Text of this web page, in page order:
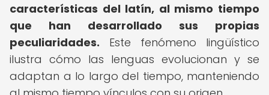
características del latín, al mismo tiempo
que han desarrollado sus propias
peculiaridades. Este fenómeno lingüístico
ilustra cómo las lenguas evolucionan y se
adaptan a lo largo del tiempo, manteniendo